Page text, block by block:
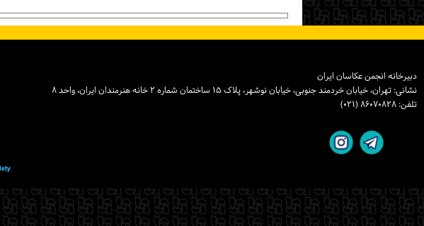
دبیرخانه انجمن عکاسان ایران
نشانی: تهران، خیابان خردمند جنوبی، خیابان نوشهر، پلاک ۱۵ ساختمان شماره ۲ خانه هنرمندان ایران، واحد ۸
تلفن: ۸۶۰۷۰۸۲۸ (۰۲۱)